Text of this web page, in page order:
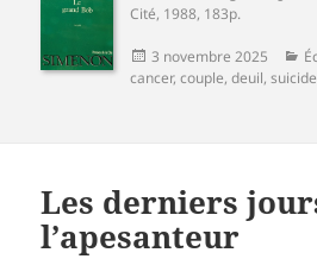
Cité, 1988, 183p.
Publié
le
3 novembre 2025
cancer, couple, deuil, suicide
Les derniers
l’apesanteur